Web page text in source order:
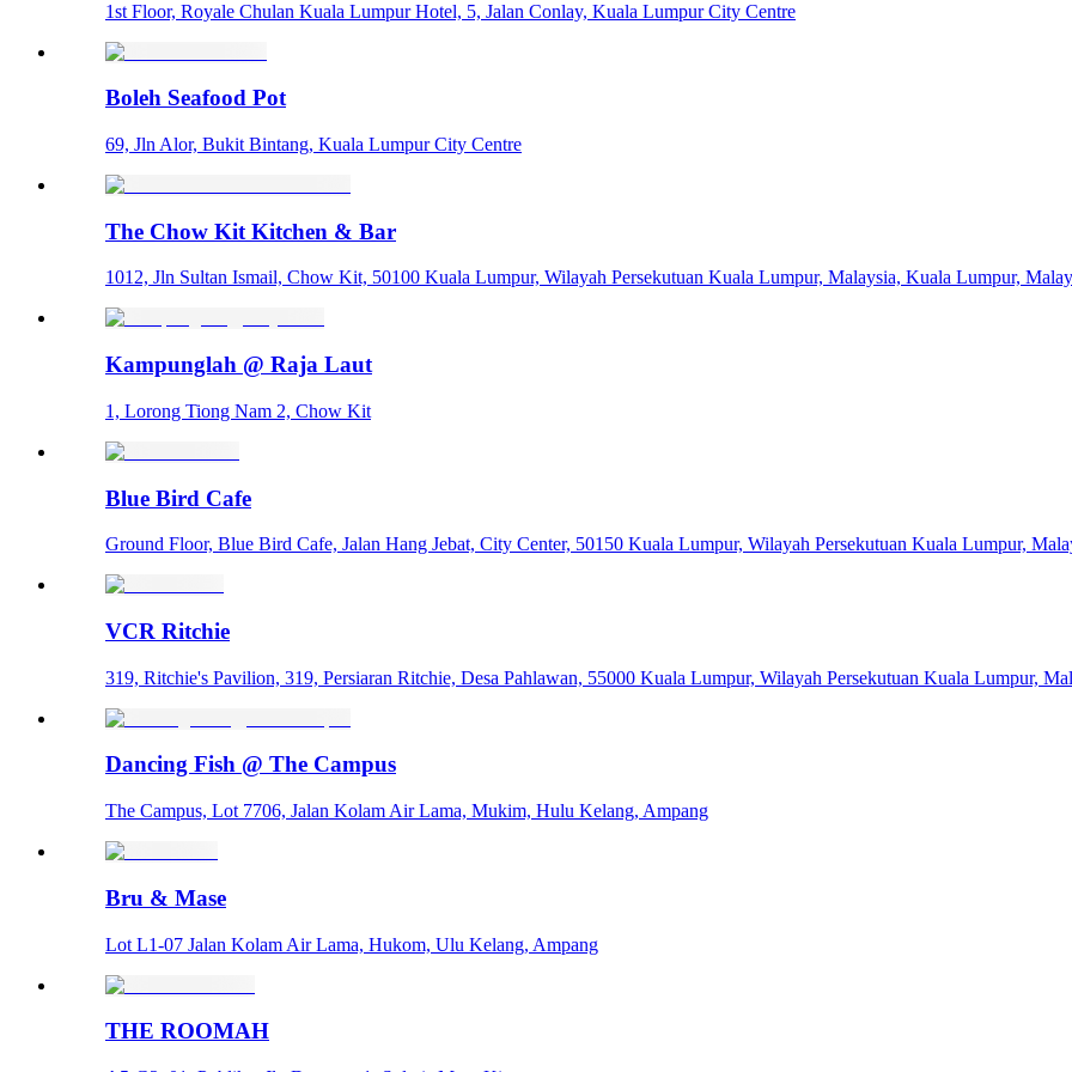
1st Floor, Royale Chulan Kuala Lumpur Hotel, 5, Jalan Conlay, Kuala Lumpur City Centre
Boleh Seafood Pot
69, Jln Alor, Bukit Bintang, Kuala Lumpur City Centre
The Chow Kit Kitchen & Bar
1012, Jln Sultan Ismail, Chow Kit, 50100 Kuala Lumpur, Wilayah Persekutuan Kuala Lumpur, Malaysia, Kuala Lumpur,
Kampunglah @ Raja Laut
1, Lorong Tiong Nam 2, Chow Kit
Blue Bird Cafe
Ground Floor, Blue Bird Cafe, Jalan Hang Jebat, City Center, 50150 Kuala Lumpur, Wilayah Persekutuan Kuala Lumpur,
VCR Ritchie
319, Ritchie's Pavilion, 319, Persiaran Ritchie, Desa Pahlawan, 55000 Kuala Lumpur, Wilayah Persekutuan Kuala Lumpur,
Dancing Fish @ The Campus
The Campus, Lot 7706, Jalan Kolam Air Lama, Mukim, Hulu Kelang, Ampang
Bru & Mase
Lot L1-07 Jalan Kolam Air Lama, Hukom, Ulu Kelang, Ampang
THE ROOMAH